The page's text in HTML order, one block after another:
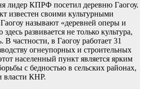
лидер КПРФ посетил деревню Гаогоу.
известен своими культурными
называют «деревней оперы и
развивается не только культура,
частности, в Гаогоу работает 31
огнеупорных и строительных
населенный пункт является ярким
с бедностью в сельских районах,
власти КНР.